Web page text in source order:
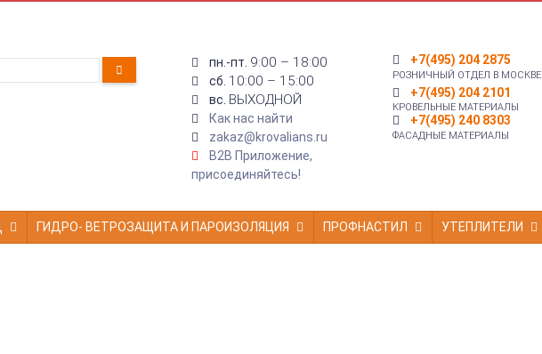
пн.-пт. 9:00 – 18:00
сб. 10:00 – 15:00
вс. ВЫХОДНОЙ
Как нас найти
zakaz@krovalians.ru
B2B Приложение,
присоединяйтесь!
+7(495) 204 2875
РОЗНИЧНЫЙ ОТДЕЛ В МОСКВЕ
+7(495) 204 2101
КРОВЕЛЬНЫЕ МАТЕРИАЛЫ
+7(495) 240 8303
ФАСАДНЫЕ МАТЕРИАЛЫ
ГИДРО- ВЕТРОЗАЩИТА И ПАРОИЗОЛЯЦИЯ ПРОФНАСТИЛ УТЕПЛИТЕЛИ